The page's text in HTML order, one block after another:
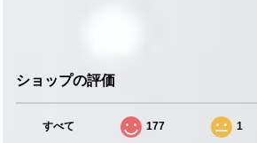
ショップの評価
すべて 177 1